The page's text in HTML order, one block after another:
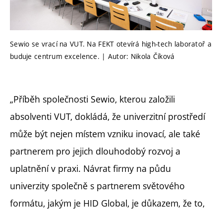
Sewio se vrací na VUT. Na FEKT otevírá high-tech laboratoř a
buduje centrum excelence. | Autor: Nikola Číková
„Příběh společnosti Sewio, kterou založili
absolventi VUT, dokládá, že univerzitní prostředí
může být nejen místem vzniku inovací, ale také
partnerem pro jejich dlouhodobý rozvoj a
uplatnění v praxi. Návrat firmy na půdu
univerzity společně s partnerem světového
formátu, jakým je HID Global, je důkazem, že to,